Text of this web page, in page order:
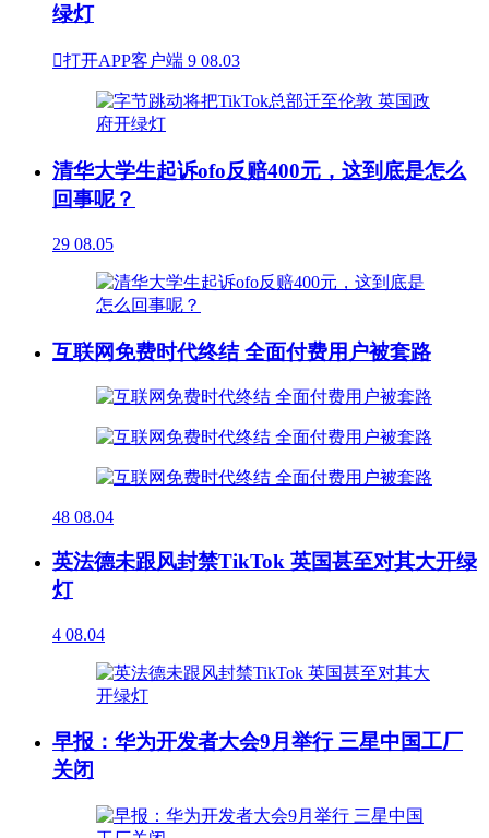
绿灯
打开APP客户端 9 08.03
清华大学生起诉ofo反赔400元，这到底是怎么
回事呢？
29 08.05
互联网免费时代终结 全面付费用户被套路
48 08.04
英法德未跟风封禁TikTok 英国甚至对其大开绿
灯
4 08.04
早报：华为开发者大会9月举行 三星中国工厂
关闭